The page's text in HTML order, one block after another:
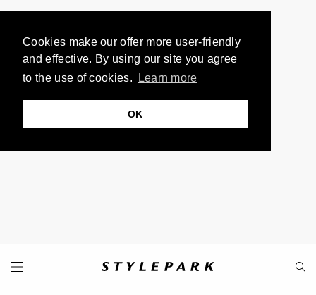
Cookies make our offer more user-friendly
and effective. By using our site you agree
to the use of cookies.
Learn more
OK